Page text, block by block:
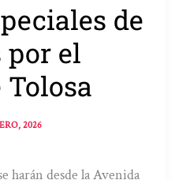
de
por el
2026
harán desde la Avenida